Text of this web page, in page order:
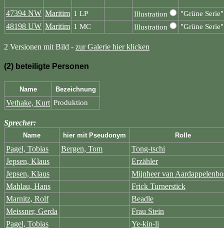
47394 NW Maritim 1 LP Illustration "Grüne
48198 UW Maritim 1 MC Illustration "Grüne
2 Versionen mit Bild - zur Galerie hier klicken
(2) beteiligte Personen
Name Bezeichnung
Vethake, Kurt Produktion
Sprecher:
Name hier mit Pseudonym Rolle
Pagel, Tobias Bergen, Tom
Tong-tschi
Jepsen, Klaus
Erzähler
Jepsen, Klaus
Mijnheer van
Mahlau, Hans
Frick Turnerstick
Marnitz, Rolf
Beadle
Meissner, Gerda
Frau Stein
Pagel, Tobias
Ye-kin-li